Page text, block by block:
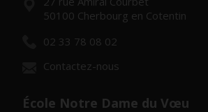
50100 Cherbourg en Cotentin
02 33 78 08 02
Contactez-nous
École Notre Dame du Vœu